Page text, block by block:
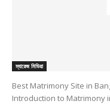
ম্যারেজ মিডিয়া
Best Matrimony Site in
Introduction to Matrimony